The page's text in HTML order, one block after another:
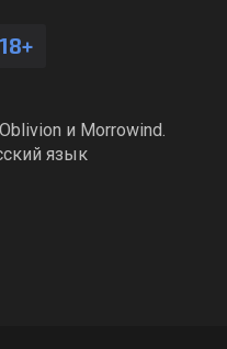
18+
и Morrowind.
язык